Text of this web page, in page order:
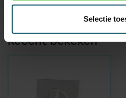
Selectie
Recent bekeken